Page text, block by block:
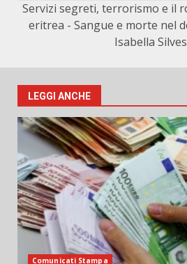
Servizi segreti, terrorismo e il
eritrea - Sangue e morte nel
Isabella
LEGGI ANCHE
Comunicati Stampa